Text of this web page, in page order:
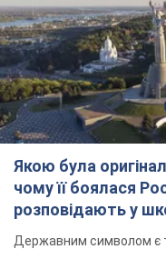
Якою була
чому її боялася
розповідають у
Державним символом є